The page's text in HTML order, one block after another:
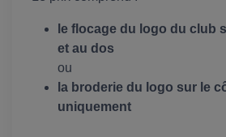
le flocage du logo du club
et au dos
ou
la broderie du logo sur le
uniquement